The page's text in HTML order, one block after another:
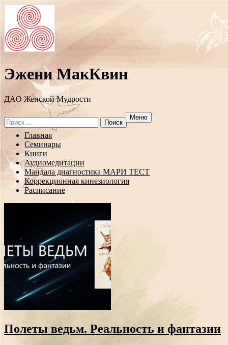
Эжени МакКвин
ДAO Женской Мудрости
Search
for:
Меню
Перейти
содержанию
Главная
Семинары
Книги
Аудиомедитации
Мандала диагностика МАРИ ТЕСТ
Коррекционная кинезиология
Расписание
Полеты ведьм. Реальность и фантазии